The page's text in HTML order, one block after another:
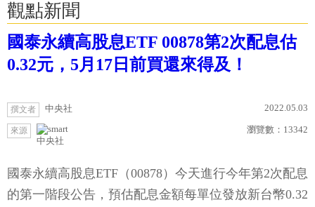
觀點新聞
國泰永續高股息ETF 00878第2次配息估
0.32元，5月17日前買還來得及！
撰文者 中央社 2022.05.03
來源
中央社
瀏覽數： 13342
國泰永續高股息ETF（00878）今天進行今年第2次配息
的第一階段公告，預估配息金額每單位發放新台幣0.32